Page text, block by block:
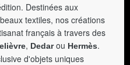
Destinées aux
textiles, nos créations
français à travers des
, Dedarou Hermès.
d'objets uniques